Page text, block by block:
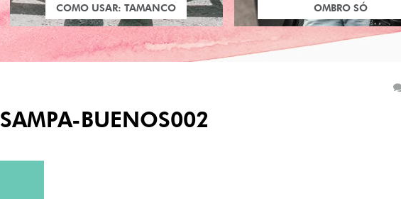
COMO USAR: TAMANCO
OMBRO SÓ
SAMPA-BUENOS002